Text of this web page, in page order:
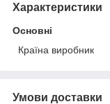
Характеристики
Основні
Країна виробник
Умови доставки